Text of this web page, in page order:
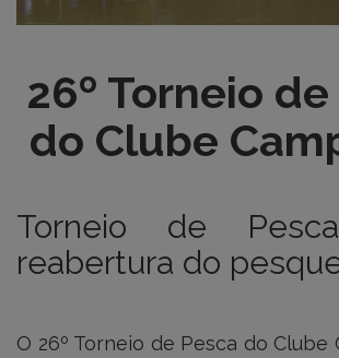
26º Torneio
do Clube
Torneio de
reabertura do
O 26º Torneio de Pesca do Clube